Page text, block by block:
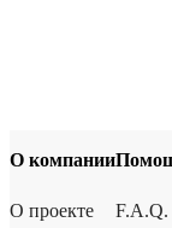
О компании
О проекте
F.A.Q.